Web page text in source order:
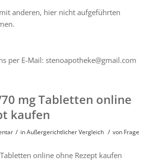
anderen, hier nicht aufgeführten
per E-Mail: stenoapotheke@gmail.com
mg Tabletten online
kaufen
/ inAußergerichtlicher Vergleich / von Frage
online ohne Rezept kaufen